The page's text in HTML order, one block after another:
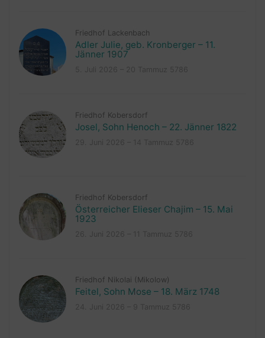
Friedhof Lackenbach
Adler Julie, geb. Kronberger – 11.
Jänner 1907
Friedhof Kobersdorf
Josel, Sohn Henoch – 22. Jänner 1822
Friedhof Kobersdorf
Österreicher Elieser Chajim – 15. Mai
1923
Friedhof Nikolai (Mikolow)
Feitel, Sohn Mose – 18. März 1748